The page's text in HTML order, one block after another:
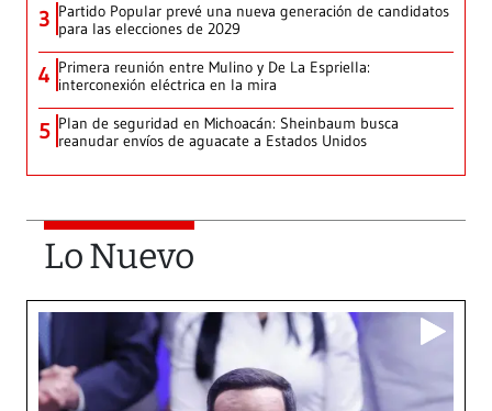
3 Partido Popular prevé una nueva generación de candidatos
para las elecciones de 2029
4 Primera reunión entre Mulino y De La Espriella:
interconexión eléctrica en la mira
5 Plan de seguridad en Michoacán: Sheinbaum busca
reanudar envíos de aguacate a Estados Unidos
Lo Nuevo